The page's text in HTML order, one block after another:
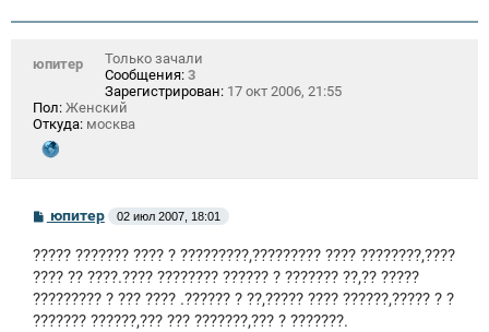
юпитер
Только зачали
Сообщения: 3
Зарегистрирован: 17 окт 2006, 21:55
Пол: Женский
Откуда: москва
С
б
щ
е
н
и
юпитер 02 июл 2007, 18:01
????? ??????? ???? ? ?????????,????????? ???? ????????,????
???? ?? ????.???? ???????? ?????? ? ??????? ??,?? ?????
????????? ? ??? ???? .?????? ? ??,????? ???? ??????,????? ? ?
??????? ??????,??? ??? ???????,??? ? ???????.